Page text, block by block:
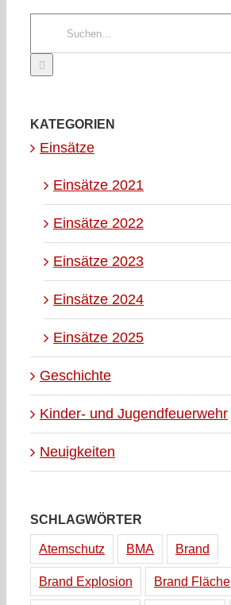
KATEGORIEN
Einsätze
Einsätze 2021
Einsätze 2022
Einsätze 2023
Einsätze 2024
Einsätze 2025
Geschichte
Kinder- und Jugendfeuerwehr
Neuigkeiten
SCHLAGWÖRTER
Atemschutz BMA Brand
Brand Explosion Brand Fläche